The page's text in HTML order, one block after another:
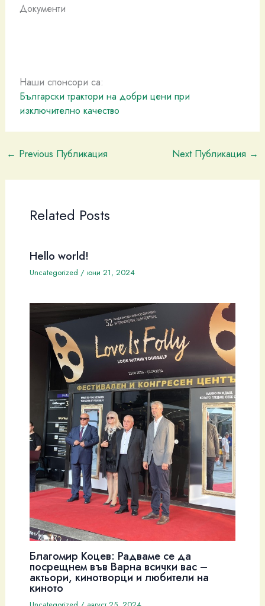
Документи
Наши спонсори са:
Български трактори на добри цени при
изключително качество
← Previous Публикация Next Публикация →
Related Posts
Hello world!
Uncategorized / юни 21, 2024
Благомир Коцев: Радваме се да
посрещнем във Варна всички вас –
актьори, кинотворци и любители на
киното